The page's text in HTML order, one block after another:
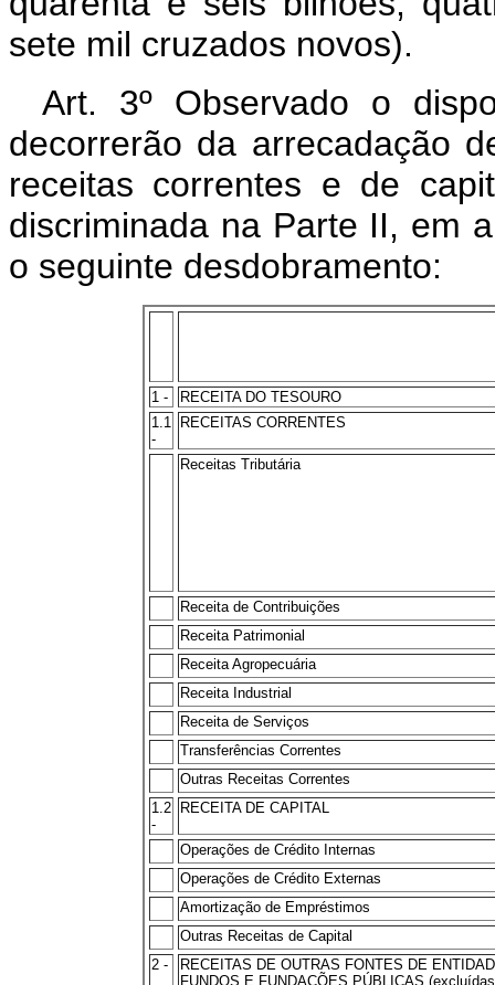
sete mil cruzados novos).
Art. 3º Observado o
decorrerão da arrecadação
receitas correntes e de
discriminada na Parte II, em
o seguinte desdobramento:
1 -
RECEITA DO TESOURO
1.1
-
RECEITAS CORRENTES
Receitas Tributária
Receita de Contribuições
Receita Patrimonial
Receita Agropecuária
Receita Industrial
Receita de Serviços
Transferências Correntes
Outras Receitas Correntes
1.2
-
RECEITA DE CAPITAL
Operações de Crédito Internas
Operações de Crédito Externas
Amortização de Empréstimos
Outras Receitas de Capital
2 -
RECEITAS DE OUTRAS FONTES DE
FUNDOS E FUNDAÇÕES PÚBLICAS